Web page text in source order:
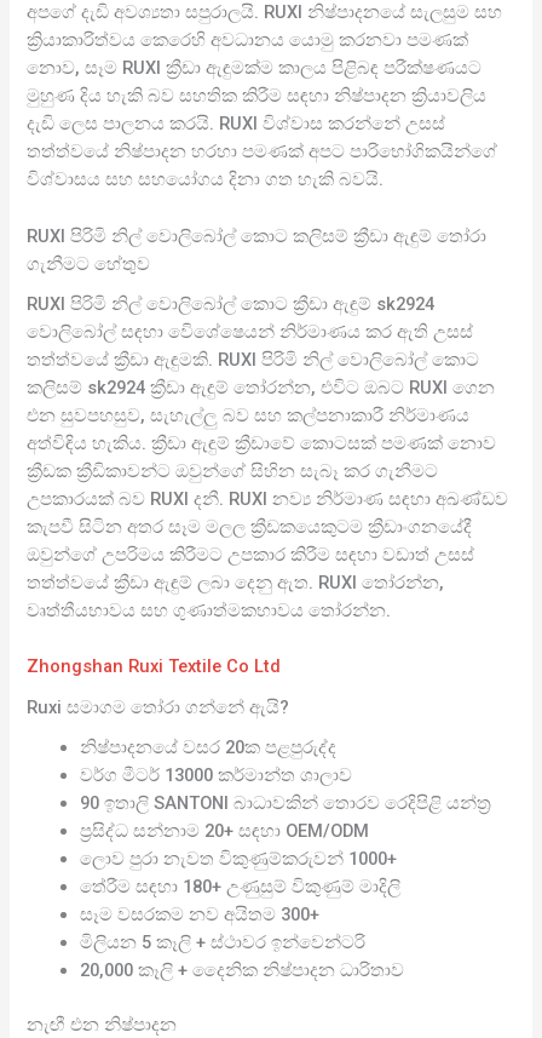
අපගේ දැඩි අවශ්‍යතා සපුරාලයි. RUXI නිෂ්පාදනයේ සැලසුම සහ
ක්‍රියාකාරිත්වය කෙරෙහි අවධානය යොමු කරනවා පමණක්
නොව, සෑම RUXI ක්‍රීඩා ඇඳුමක්ම කාලය පිළිබඳ පරීක්ෂණයට
මුහුණ දිය හැකි බව සහතික කිරීම සඳහා නිෂ්පාදන ක්‍රියාවලිය
දැඩි ලෙස පාලනය කරයි. RUXI විශ්වාස කරන්නේ උසස්
තත්ත්වයේ නිෂ්පාදන හරහා පමණක් අපට පාරිභෝගිකයින්ගේ
විශ්වාසය සහ සහයෝගය දිනා ගත හැකි බවයි.
RUXI පිරිමි නිල් වොලිබෝල් කොට කලිසම් ක්‍රීඩා ඇඳුම් තෝරා
ගැනීමට හේතුව
RUXI පිරිමි නිල් වොලිබෝල් කොට ක්‍රීඩා ඇඳුම් sk2924
වොලිබෝල් සඳහා විෙශේෂෙයන් නිර්මාණය කර ඇති උසස්
තත්ත්වයේ ක්‍රීඩා ඇඳුමකි. RUXI පිරිමි නිල් වොලිබෝල් කොට
කලිසම් sk2924 ක්‍රීඩා ඇඳුම් තෝරන්න, එවිට ඔබට RUXI ගෙන
එන සුවපහසුව, සැහැල්ලු බව සහ කල්පනාකාරී නිර්මාණය
අත්විඳිය හැකිය. ක්‍රීඩා ඇඳුම් ක්‍රීඩාවේ කොටසක් පමණක් නොව
ක්‍රීඩක ක්‍රීඩිකාවන්ට ඔවුන්ගේ සිහින සැබෑ කර ගැනීමට
උපකාරයක් බව RUXI දනී. RUXI නව්‍ය නිර්මාණ සඳහා අඛණ්ඩව
කැපවී සිටින අතර සෑම මලල ක්‍රීඩකයෙකුටම ක්‍රීඩාංගනයේදී
ඔවුන්ගේ උපරිමය කිරීමට උපකාර කිරීම සඳහා වඩාත් උසස්
තත්ත්වයේ ක්‍රීඩා ඇඳුම් ලබා දෙනු ඇත. RUXI තෝරන්න,
වෘත්තීයභාවය සහ ගුණාත්මකභාවය තෝරන්න.
Zhongshan Ruxi Textile Co Ltd
Ruxi සමාගම තෝරා ගන්නේ ඇයි?
නිෂ්පාදනයේ වසර 20ක පළපුරුද්ද
වර්ග මීටර් 13000 කර්මාන්ත ශාලාව
90 ඉතාලි SANTONI බාධාවකින් තොරව රෙදිපිළි යන්ත්‍ර
ප්‍රසිද්ධ සන්නාම 20+ සඳහා OEM/ODM
ලොව පුරා නැවත විකුණුම්කරුවන් 1000+
තේරීම සඳහා 180+ උණුසුම් විකුණුම් මාදිලි
සෑම වසරකම නව අයිතම 300+
මිලියන 5 කෑලි + ස්ථාවර ඉන්වෙන්ටරි
20,000 කෑලි + දෛනික නිෂ්පාදන ධාරිතාව
නැඟී එන නිෂ්පාදන